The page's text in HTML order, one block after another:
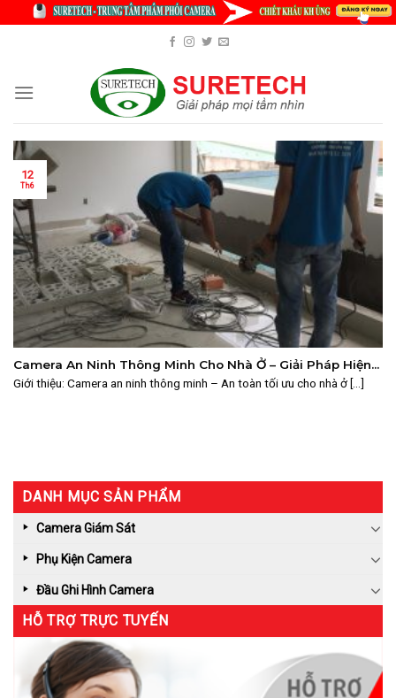
Camera An Ninh Thông Minh Cho Nhà Ở – Giải Pháp Hiện
Đại Với SURETECH
Giới thiệu: Camera an ninh thông minh – An toàn tối ưu cho nhà ở [...]
12
Th6
DANH MỤC SẢN PHẨM
Camera Giám Sát
Phụ Kiện Camera
Đầu Ghi Hình Camera
HỖ TRỢ TRỰC TUYẾN